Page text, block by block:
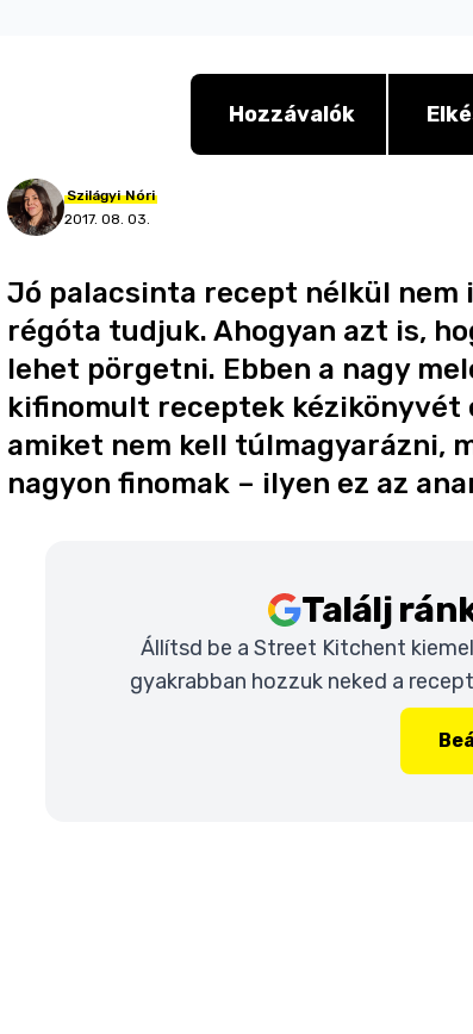
Hozzávalók
Szilágyi Nóri
2017. 08. 03.
Jó palacsinta recept nélkül
régóta tudjuk. Ahogyan azt is,
lehet pörgetni. Ebben a nagy
kifinomult receptek kézikönyvét
amiket nem kell túlmagyarázni,
nagyon finomak – ilyen ez az
Találj
Állítsd be a Street Kitchent
gyakrabban hozzuk neked a